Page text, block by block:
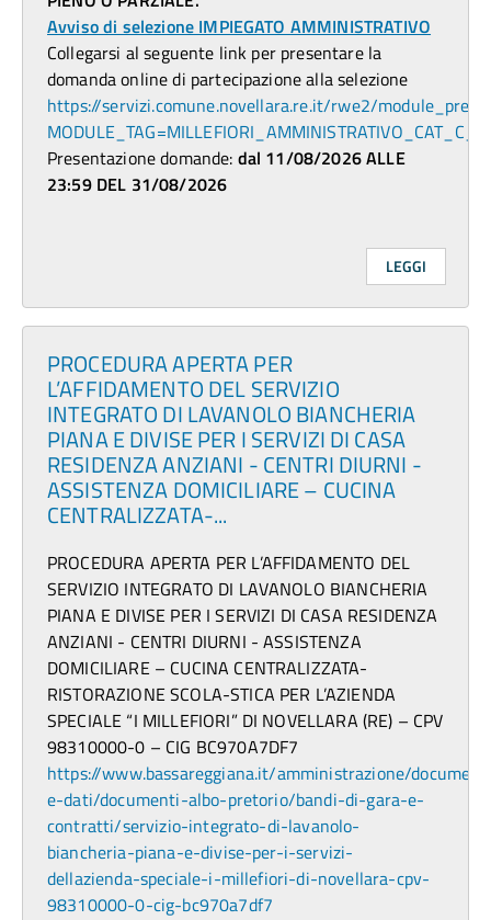
Avviso di selezione IMPIEGATO AMMINISTRATIVO
Collegarsi al seguente link per presentare la
domanda online di partecipazione alla selezione
https://servizi.comune.novellara.re.it/rwe2/
Presentazione domande: dal 11/08/2026 ALLE
23:59 DEL 31/08/2026
LEGGI
PROCEDURA APERTA PER
L’AFFIDAMENTO DEL SERVIZIO
INTEGRATO DI LAVANOLO BIANCHERIA
PIANA E DIVISE PER I SERVIZI DI CASA
RESIDENZA ANZIANI - CENTRI DIURNI -
ASSISTENZA DOMICILIARE – CUCINA
CENTRALIZZATA-...
PROCEDURA APERTA PER L’AFFIDAMENTO DEL
SERVIZIO INTEGRATO DI LAVANOLO BIANCHERIA
PIANA E DIVISE PER I SERVIZI DI CASA RESIDENZA
ANZIANI - CENTRI DIURNI - ASSISTENZA
DOMICILIARE – CUCINA CENTRALIZZATA-
RISTORAZIONE SCOLA-STICA PER L’AZIENDA
SPECIALE “I MILLEFIORI” DI NOVELLARA (RE) – CPV
98310000-0 – CIG BC970A7DF7
https://www.bassareggiana.it/amministrazione/
e-dati/documenti-albo-pretorio/bandi-di-gara-e-
contratti/servizio-integrato-di-lavanolo-
biancheria-piana-e-divise-per-i-servizi-
dellazienda-speciale-i-millefiori-di-novellara-cpv-
98310000-0-cig-bc970a7df7